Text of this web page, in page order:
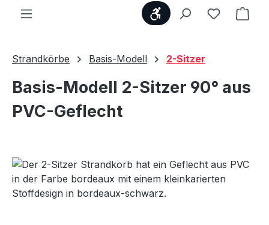
WerkzeugleisteDu hast 0
Strandkörbe Basis-Modell 2-Sitzer
Basis-Modell 2-Sitzer 90° aus
PVC-Geflecht
Bildergalerie überspringen